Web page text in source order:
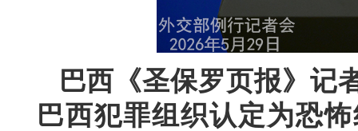
巴西《圣保罗页报》记
巴西犯罪组织认定为恐